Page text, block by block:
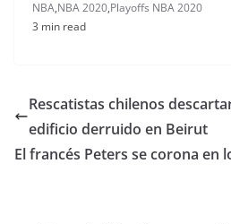
NBA,NBA 2020,Playoffs NBA 2020
3 min read
Rescatistas chilenos
edificio derruido en Beirut
El francés Peters se corona en